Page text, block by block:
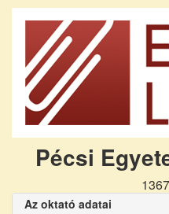
Pécsi
Az oktató adatai